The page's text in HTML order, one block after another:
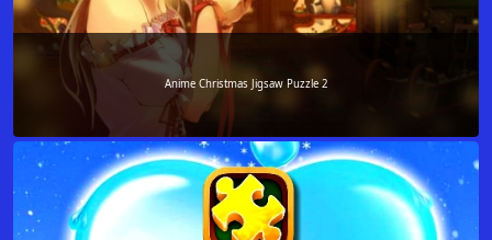
Anime Christmas Jigsaw Puzzle 2